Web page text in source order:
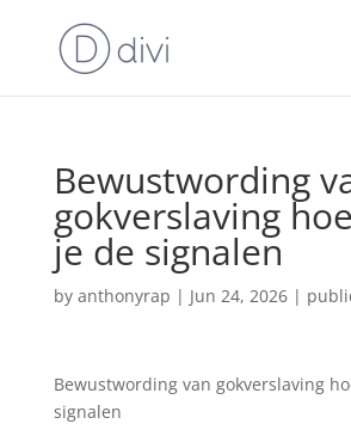
Bewustwording
gokverslaving
je de signalen
by anthonyrap | Jun 24, 2026|
Bewustwording van gokverslaving
signalen